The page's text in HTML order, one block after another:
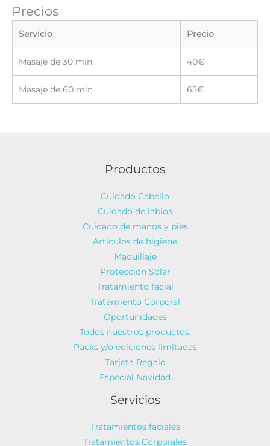
Precios
Servicio Precio
Masaje de 30 min 40€
Masaje de 60 min 65€
Productos
Cuidado Cabello
Cuidado de labios
Cuidado de manos y pies
Artículos de higiene
Maquillaje
Protección Solar
Tratamiento facial
Tratamiento Corporal
Oportunidades
Todos nuestros productos.
Packs y/o ediciones limitadas
Tarjeta Regalo
Especial Navidad
Servicios
Tratamientos faciales
Tratamientos Corporales